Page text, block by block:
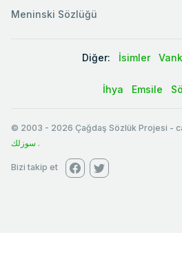
Meninski Sözlüğü
Diğer: İsimler
İhya Emsile
© 2003 - 2026 Çağdaş Sözlük Projesi -
سوزلك .
Bizi takip et